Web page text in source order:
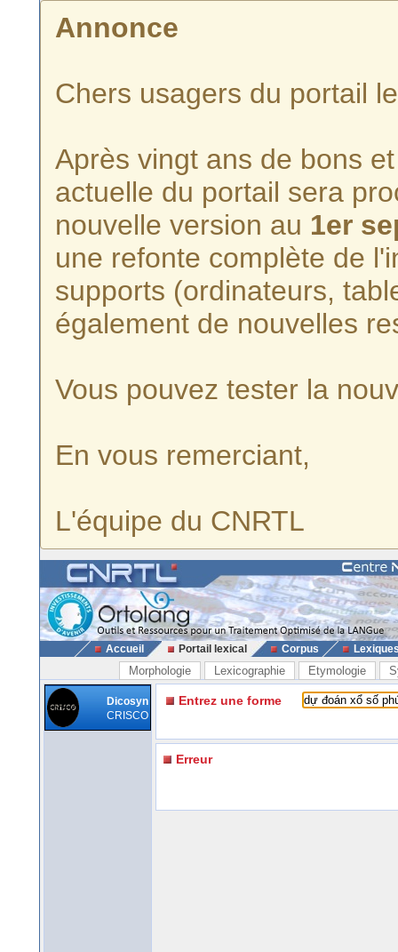
Annonce
Chers usagers du portail
Après vingt ans de bons
actuelle du portail sera
nouvelle version au 1er
une refonte complète de
supports (ordinateurs,
également de nouvelles
Vous pouvez tester la
En vous remerciant,
L'équipe du CNRTL
Accueil Portail lexical Corpus
Morphologie Lexicographie Etymologie
Dicosyn
CRISCO
Entrez une forme
Erreur